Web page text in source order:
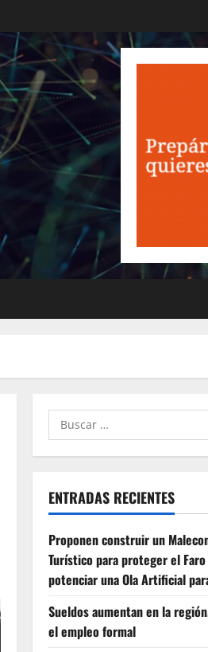
Buscar
por:
ENTRADAS RECIENTES
Proponen construir un
Turístico para proteger el Faro
potenciar una Ola Artificial
Sueldos aumentan en la
el empleo formal